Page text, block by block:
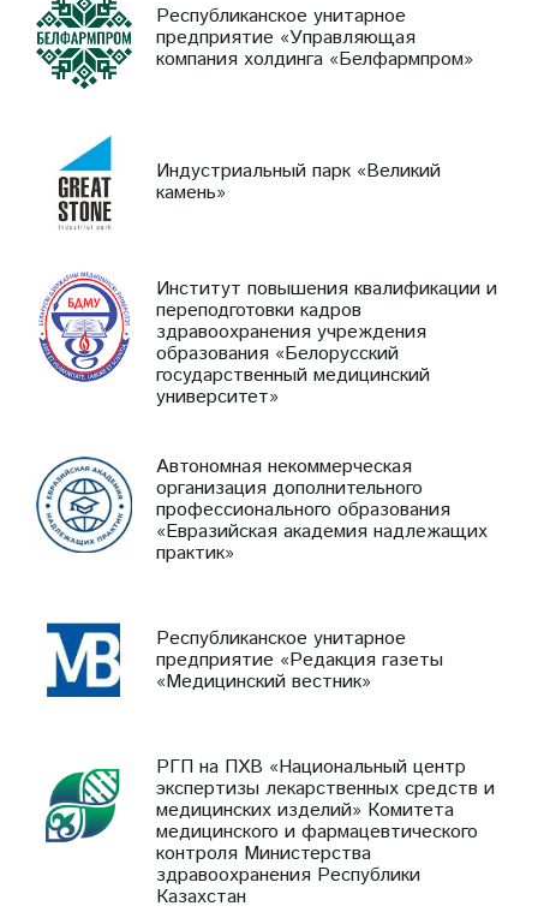
Республиканское унитарное
предприятие «Управляющая
компания холдинга «Белфармпром»
Индустриальный парк «Великий
камень»
Институт повышения квалификации и
переподготовки кадров
здравоохранения учреждения
образования «Белорусский
государственный медицинский
университет»
Автономная некоммерческая
организация дополнительного
профессионального образования
«Евразийская академия надлежащих
практик»
Республиканское унитарное
предприятие «Редакция газеты
«Медицинский вестник»
РГП на ПХВ «Национальный центр
экспертизы лекарственных средств и
медицинских изделий» Комитета
медицинского и фармацевтического
контроля Министерства
здравоохранения Республики
Казахстан